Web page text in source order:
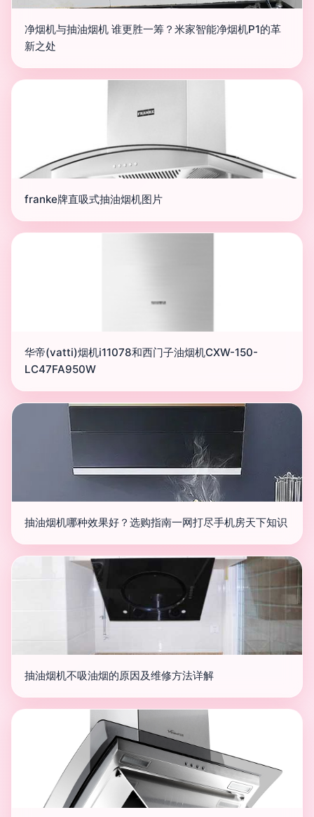
净烟机与抽油烟机 谁更胜一筹？米家智能净烟机P1的革
新之处
franke牌直吸式抽油烟机图片
华帝(vatti)烟机i11078和西门子油烟机CXW-150-
LC47FA950W
抽油烟机哪种效果好？选购指南一网打尽手机房天下知识
抽油烟机不吸油烟的原因及维修方法详解